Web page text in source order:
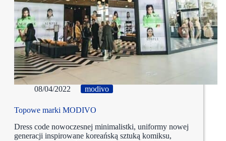
08/04/2022 modivo
Topowe marki MODIVO
Dress code nowoczesnej minimalistki, uniformy nowej
generacji inspirowane koreańską sztuką komiksu,